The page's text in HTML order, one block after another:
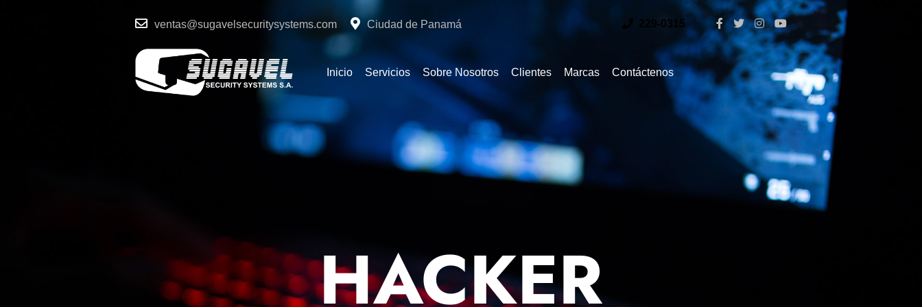
ventas@sugavelsecuritysystems.com Ciudad de Panamá 229-0315
Inicio Servicios Sobre Nosotros Clientes Marcas Contáctenos
HACKER